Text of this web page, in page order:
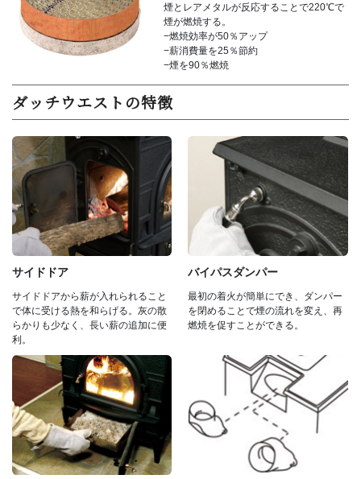
煙とレアメタルが反応することで220℃で
煙が燃焼する。
−燃焼効率が50％アップ
−薪消費量を25％節約
−煙を90％燃焼
ダッチウエストの特徴
サイドドア
サイドドアから薪が入れられること
で体に受ける熱を和らげる。灰の散
らかりも少なく、長い薪の追加に便
利。
バイパスダンパー
最初の着火が簡単にでき、ダンパー
を閉めることで煙の流れを変え、再
燃焼を促すことができる。